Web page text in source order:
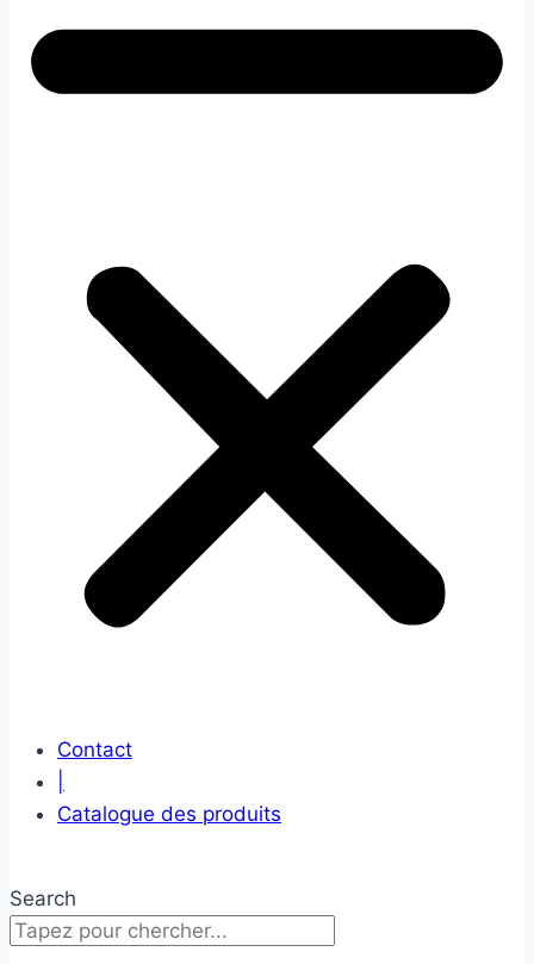
Contact
Catalogue des produits
Search